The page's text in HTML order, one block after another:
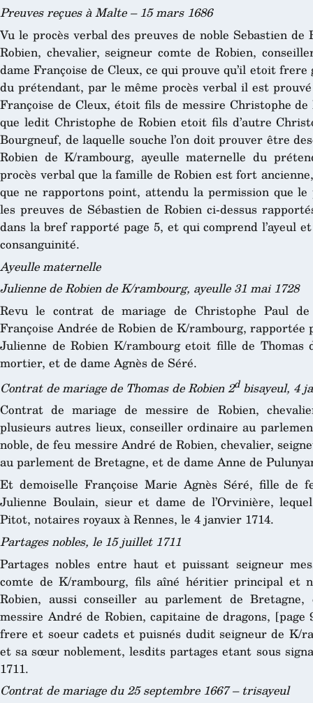
Preuves reçues à Malte – 15 mars 1686
Vu le procès verbal des preuves de noble Sebastien de
Robien, chevalier, seigneur comte de Robien,
dame Françoise de Cleux, ce qui prouve qu’il etoit
du prétendant, par le même procès verbal il est
Françoise de Cleux, étoit fils de messire Christophe
que ledit Christophe de Robien etoit fils d’autre
Bourgneuf, de laquelle souche l’on doit prouver être
Robien de K/rambourg, ayeulle maternelle du
procès verbal que la famille de Robien est fort
que ne rapportons point, attendu la permission que
les preuves de Sébastien de Robien ci-dessus
dans la bref rapporté page 5, et qui comprend l’ayeul
consanguinité.
Ayeulle maternelle
Julienne de Robien de K/rambourg, ayeulle 31 mai 1728
Revu le contrat de mariage de Christophe Paul de
Françoise Andrée de Robien de K/rambourg,
Julienne de Robien K/rambourg etoit fille de Thomas
mortier, et de dame Agnès de Séré.
Contrat de mariage de Thomas de Robien 2dbisayeul, 4
Contrat de mariage de messire de Robien,
plusieurs autres lieux, conseiller ordinaire au
noble, de feu messire André de Robien, chevalier,
au parlement de Bretagne, et de dame Anne de
Et demoiselle Françoise Marie Agnès Séré, fille de
Julienne Boulain, sieur et dame de l’Orvinière,
Pitot, notaires royaux à Rennes, le 4 janvier 1714.
Partages nobles, le 15 juillet 1711
Partages nobles entre haut et puissant seigneur
comte de K/rambourg, fils aîné héritier principal et
Robien, aussi conseiller au parlement de
messire André de Robien, capitaine de dragons,
frere et soeur cadets et puisnés dudit seigneur de K/
et sa sœur noblement, lesdits partages etant sous
1711.
Contrat de mariage du 25 septembre 1667 – trisayeul